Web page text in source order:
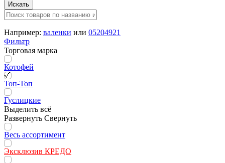
Искать
Например: валенки или 05204921
Фильтр
Торговая марка
Котофей
Топ-Топ
Гуслицкие
Выделить всё
Развернуть Свернуть
Весь ассортимент
Эксклюзив КРЕДО